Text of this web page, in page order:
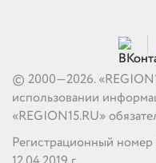
© 2000—2026.
использовании
«REGION15.RU»
Регистрационный